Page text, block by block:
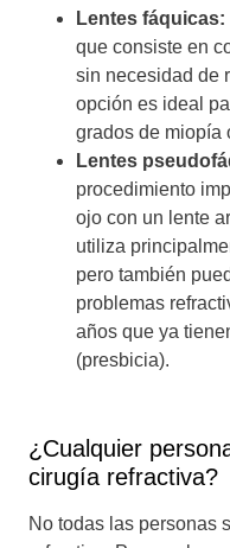
Lentes fáquicas:
que consiste en
sin necesidad de
opción es ideal
grados de miopía
Lentes
procedimiento
ojo con un lente
utiliza
pero también
problemas
años que ya
(presbicia).
¿Cualquier
cirugía refractiva?
No todas las personas